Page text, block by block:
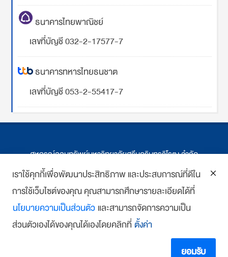
ธนาคารไทยพาณิชย์
เลขที่บัญชี 032-2-17577-7
ธนาคารทหารไทยธนชาต
เลขที่บัญชี 053-2-55417-7
สหกรณ์ออมทรัพย์มหาวิทยาลัยศรีนครินทรวิโรฒ จำกัด
ที่ตั้ง 114 ซ.สุขุมวิท 23 ถ.สุขุมวิท กรุงเทพฯ
โทร : 02-259-1474, 02-258-0227
โทรสาร: 02-261-5703
E-mail :we*******@*******co.th
บ้านเว็บไซต์
เราใช้คุกกี้เพื่อพัฒนาประสิทธิภาพ และประสบการณ์ที่ดีใน
การใช้เว็บไซต์ของคุณ คุณสามารถศึกษารายละเอียดได้ที่
นโยบายความเป็นส่วนตัว และสามารถจัดการความเป็น
ส่วนตัวเองได้ของคุณได้เองโดยคลิกที่ ตั้งค่า
ยอมรับ